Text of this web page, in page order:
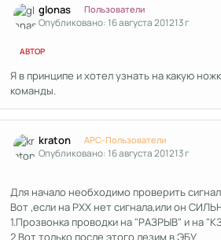
glonas Пользователи
Опубликовано:16 августа 201213 г
АВТОР
Я в принципе и хотел узнать на какую
команды.
kraton APC-Пользователи
Опубликовано:16 августа 201213 г
Для начало необходимо проверить
Вот ,если на РХХ нет сигнала,или он
1.Прозвонка проводки на "РАЗРЫВ" и на
2.Вот только после этого лезим в ЭБУ.